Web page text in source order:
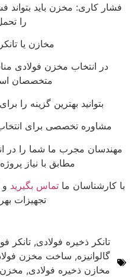
فشار کاری: مخزن باید بتواند
را
مخازن یا
در انتخاب مخزن فولادی
متخصصان
بتوانید بهترین گزینه را
مشاوره تخصصی برای
مهندسان مجرب ما شما را در
مطابق با نیاز
با کارشناسان ما تماس بگیرید و
تجهیزات
تانکر ذخیره فولادی, تانکر
گالوانیزه, ساخت مخزن
مخازن ذخیره فولادی, مخزن